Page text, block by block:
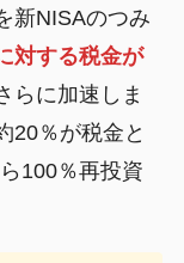
新NISAのつみ
対する税金が
らに加速しま
20％が税金と
100％再投資